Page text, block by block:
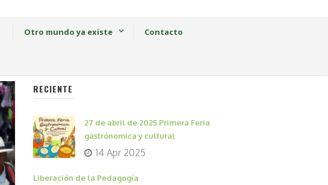
Otro mundo ya existe Contacto
RECIENTE
27 de abril de 2025 Primera Feria
gastrónomica y cultural
14 Apr 2025
Liberación de la Pedagogía